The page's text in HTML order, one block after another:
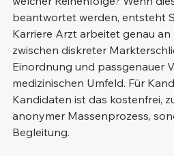
beantwortet werden, entsteht
Karriere Arzt arbeitet genau an
zwischen diskreter
Einordnung und passgenauer
medizinischen Umfeld. Für
Kandidaten ist das kostenfrei,
anonymer Massenprozess,
Begleitung.